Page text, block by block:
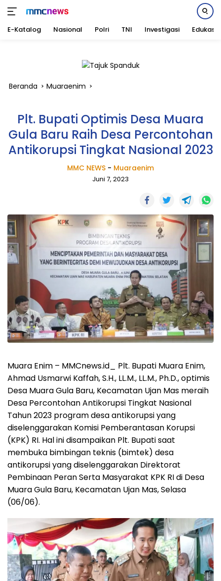
E-Katalog Nasional Polri TNI Investigasi Edukasi
Beranda Muaraenim
Plt. Bupati Optimis Desa Muara
Gula Baru Raih Desa Percontohan
Antikorupsi Tingkat Nasional 2023
MMC NEWS - Muaraenim
Juni 7, 2023
Muara Enim – MMCnews.id_ Plt. Bupati Muara Enim,
Ahmad Usmarwi Kaffah, S.H., LL.M., LL.M., Ph.D., optimis
Desa Muara Gula Baru, Kecamatan Ujan Mas meraih
Desa Percontohan Antikorupsi Tingkat Nasional
Tahun 2023 program desa antikorupsi yang
diselenggarakan Komisi Pemberantasan Korupsi
(KPK) RI. Hal ini disampaikan Plt. Bupati saat
membuka bimbingan teknis (bimtek) desa
antikorupsi yang diselenggarakan Direktorat
Pembinaan Peran Serta Masyarakat KPK RI di Desa
Muara Gula Baru, Kecamatan Ujan Mas, Selasa
(06/06).